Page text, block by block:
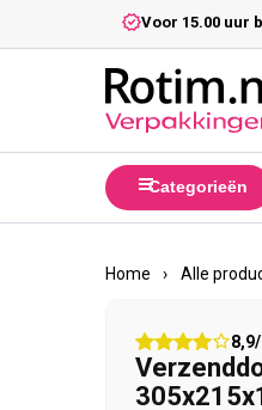
Meteen naar de contentVoor 15.00 uur
Categorieën
Home › Alle